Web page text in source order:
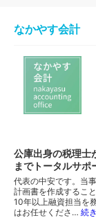
なかやす会計
公庫出身の税理士
までトータルサポ
代表の中安です。当
計画書を作成するこ
10年以上融資担当を
はお任せくださ… 続